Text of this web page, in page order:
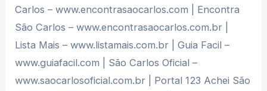
Carlos – www.encontrasaocarlos.com | Encontra
São Carlos – www.encontrasaocarlos.com.br |
Lista Mais – www.listamais.com.br | Guia Facil –
www.guiafacil.com | São Carlos Oficial –
www.saocarlosoficial.com.br | Portal 123 Achei São